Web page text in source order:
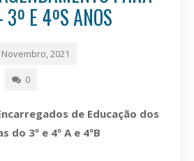
3º E 4ºS ANOS
2021
0
de Educação dos
do 3º e 4º A e 4ºB